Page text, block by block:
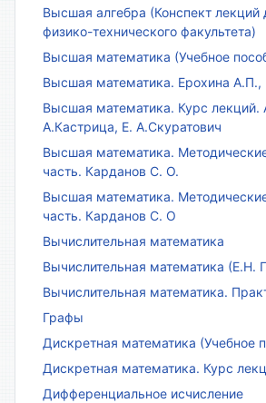
Высшая алгебра (Конспект лекций
физико-технического факультета)
Высшая математика (Учебное
Высшая математика. Ерохина А.П.,
Высшая математика. Курс лекций.
А.Кастрица, Е. А.Скуратович
Высшая математика.
часть. Карданов С. О.
Высшая математика.
часть. Карданов С. О
Вычислительная математика
Вычислительная математика (Е.Н.
Вычислительная математика.
Графы
Дискретная математика (Учебное
Дискретная математика. Курс
Дифференциальное исчисление